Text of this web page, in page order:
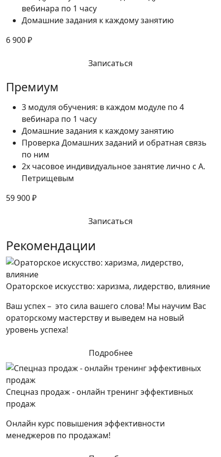
вебинара по 1 часу
Домашние задания к каждому занятию
6 900 ₽
Записаться
Премиум
3 модуля обучения: в каждом модуле по 4
вебинара по 1 часу
Домашние задания к каждому занятию
Проверка Домашних заданий и обратная связь
по ним
2х часовое индивидуальное занятие лично с А.
Петрищевым
59 900 ₽
Записаться
Рекомендации
Ораторское искусство: харизма, лидерство, влияние
Ваш успех – это сила вашего слова! Мы научим Вас
ораторскому мастерству и выведем на новый
уровень успеха!
Подробнее
Спецназ продаж - онлайн тренинг эффективных
продаж
Онлайн курс повышения эффективности
менеджеров по продажам!